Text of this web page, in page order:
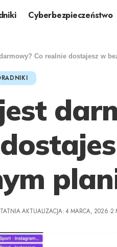
Cyberbezpieczeństwo
Co realnie dostajesz w
AKTUALIZACJA: 4 MARCA, 2026 2